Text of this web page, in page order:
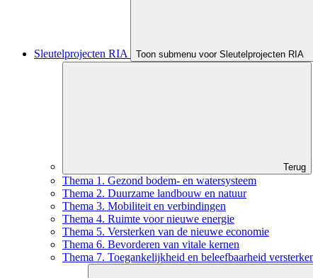
Sleutelprojecten RIA Toon submenu voor Sleutelprojecten RIA
Terug
Thema 1. Gezond bodem- en watersysteem
Thema 2. Duurzame landbouw en natuur
Thema 3. Mobiliteit en verbindingen
Thema 4. Ruimte voor nieuwe energie
Thema 5. Versterken van de nieuwe economie
Thema 6. Bevorderen van vitale kernen
Thema 7. Toegankelijkheid en beleefbaarheid